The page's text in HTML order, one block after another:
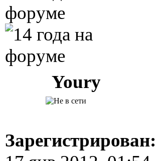
Youry
Зарегистрирован: